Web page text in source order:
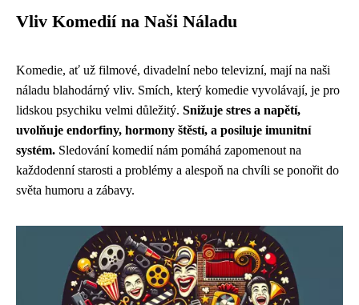
Vliv Komedií na Naši Náladu
Komedie, ať už filmové, divadelní nebo televizní, mají na naši
náladu blahodárný vliv. Smích, který komedie vyvolávají, je pro
lidskou psychiku velmi důležitý. Snižuje stres a napětí,
uvolňuje endorfiny, hormony štěstí, a posiluje imunitní
systém. Sledování komedií nám pomáhá zapomenout na
každodenní starosti a problémy a alespoň na chvíli se ponořit do
světa humoru a zábavy.